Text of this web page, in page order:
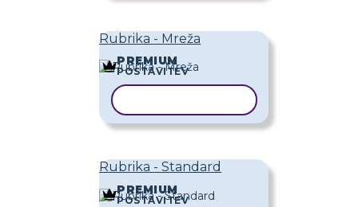
Rubrika - Mreža
PREMIUM
POSTAVITEV
Rubrika - Standard
PREMIUM
POSTAVITEV